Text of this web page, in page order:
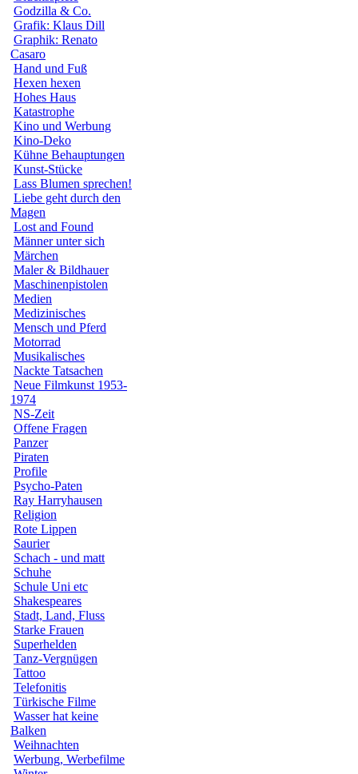
Godzilla & Co.
Grafik: Klaus Dill
Graphik: Renato
Casaro
Hand und Fuß
Hexen hexen
Hohes Haus
Katastrophe
Kino und Werbung
Kino-Deko
Kühne Behauptungen
Kunst-Stücke
Lass Blumen sprechen!
Liebe geht durch den
Magen
Lost and Found
Männer unter sich
Märchen
Maler & Bildhauer
Maschinenpistolen
Medien
Medizinisches
Mensch und Pferd
Motorrad
Musikalisches
Nackte Tatsachen
Neue Filmkunst 1953-
1974
NS-Zeit
Offene Fragen
Panzer
Piraten
Profile
Psycho-Paten
Ray Harryhausen
Religion
Rote Lippen
Saurier
Schach - und matt
Schuhe
Schule Uni etc
Shakespeares
Stadt, Land, Fluss
Starke Frauen
Superhelden
Tanz-Vergnügen
Tattoo
Telefonitis
Türkische Filme
Wasser hat keine
Balken
Weihnachten
Werbung, Werbefilme